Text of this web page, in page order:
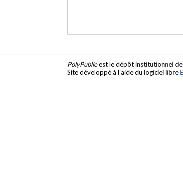
PolyPublieest le dépôt institutionnel
Site développé à l'aide du logiciel libre